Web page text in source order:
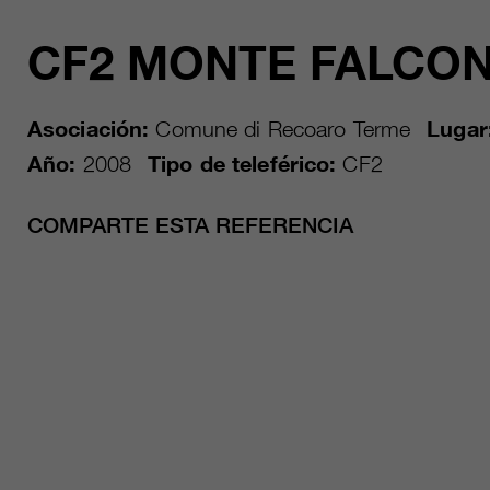
CF2 MONTE
Asociación: Comune di Recoaro Terme
Año: 2008 Tipo de teleférico: CF2
COMPARTE ESTA REFERENCIA